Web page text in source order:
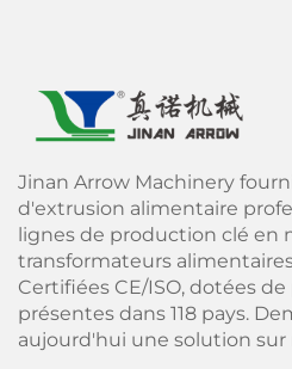
Jinan Arrow Machinery
d'extrusion alimentaire
lignes de production clé en
transformateurs
Certifiées CE/ISO, dotées
présentes dans 118 pays.
aujourd'hui une solution sur